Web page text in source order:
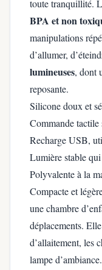
toute tranquillité.
BPA et non
manipulations
d’allumer,
lumineuses, dont
reposante.
Silicone doux et
Commande
Recharge USB,
Lumière stable
Polyvalente à la
Compacte et
une chambre
déplacements.
d’allaitement, les
lampe